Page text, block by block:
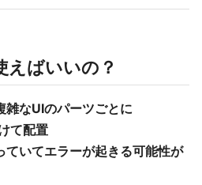
えばいいの？
雑なUIのパーツごとに
て配置
ていてエラーが起きる可能性が